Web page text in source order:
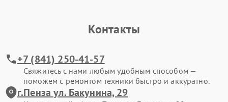
Контакты
+7 (841) 250-41-57
Свяжитесь с нами любым удобным способом —
поможем с ремонтом техники быстро и аккуратно.
г.Пенза ул. Бакунина, 29